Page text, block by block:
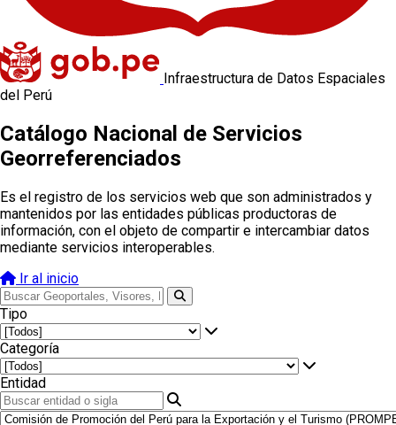
Infraestructura de Datos Espaciales
del Perú
Catálogo Nacional de Servicios
Georreferenciados
Es el registro de los servicios web que son administrados y
mantenidos por las entidades públicas productoras de
información, con el objeto de compartir e intercambiar datos
mediante servicios interoperables.
Ir al inicio
Tipo
Categoría
Entidad